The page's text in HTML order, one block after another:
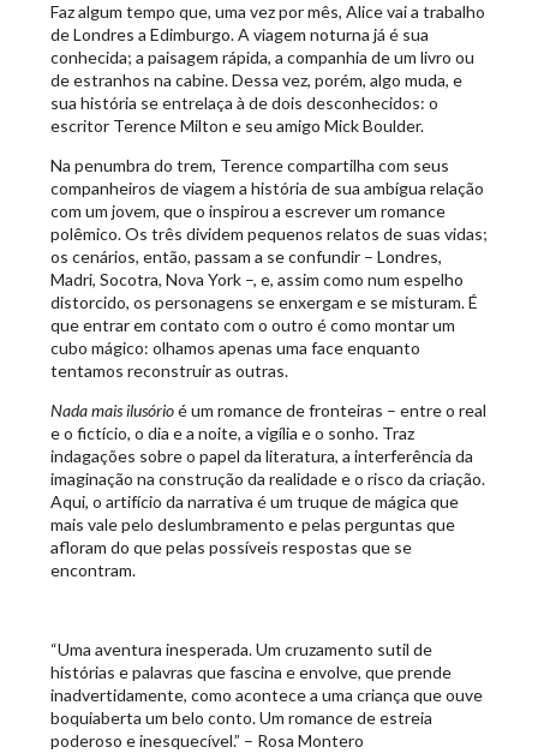
Faz algum tempo que, uma vez por mês, Alice vai a trabalho
de Londres a Edimburgo. A viagem noturna já é sua
conhecida; a paisagem rápida, a companhia de um livro ou
de estranhos na cabine. Dessa vez, porém, algo muda, e
sua história se entrelaça à de dois desconhecidos: o
escritor Terence Milton e seu amigo Mick Boulder.
Na penumbra do trem, Terence compartilha com seus
companheiros de viagem a história de sua ambígua relação
com um jovem, que o inspirou a escrever um romance
polêmico. Os três dividem pequenos relatos de suas vidas;
os cenários, então, passam a se confundir – Londres,
Madri, Socotra, Nova York –, e, assim como num espelho
distorcido, os personagens se enxergam e se misturam. É
que entrar em contato com o outro é como montar um
cubo mágico: olhamos apenas uma face enquanto
tentamos reconstruir as outras.
Nada mais ilusórioé um romance de fronteiras – entre o real
e o fictício, o dia e a noite, a vigília e o sonho. Traz
indagações sobre o papel da literatura, a interferência da
imaginação na construção da realidade e o risco da criação.
Aqui, o artifício da narrativa é um truque de mágica que
mais vale pelo deslumbramento e pelas perguntas que
afloram do que pelas possíveis respostas que se
encontram.
“Uma aventura inesperada. Um cruzamento sutil de
histórias e palavras que fascina e envolve, que prende
inadvertidamente, como acontece a uma criança que ouve
boquiaberta um belo conto. Um romance de estreia
poderoso e inesquecível.” – Rosa Montero